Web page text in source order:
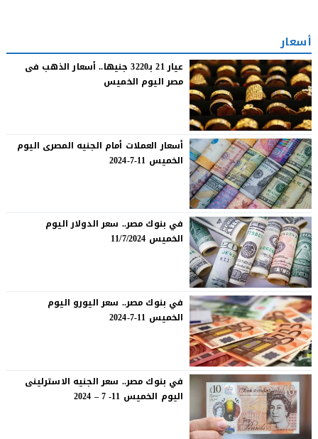
أسعار
عيار 21 بـ3220 جنيها.. أسعار الذهب فى
مصر اليوم الخميس
أسعار العملات أمام الجنيه المصرى اليوم
الخميس 11-7-2024
في بنوك مصر.. سعر الدولار اليوم
الخميس 11/7/2024
في بنوك مصر.. سعر اليورو اليوم
الخميس 11-7-2024
في بنوك مصر.. سعر الجنيه الاسترلينى
اليوم الخميس 11- 7 – 2024